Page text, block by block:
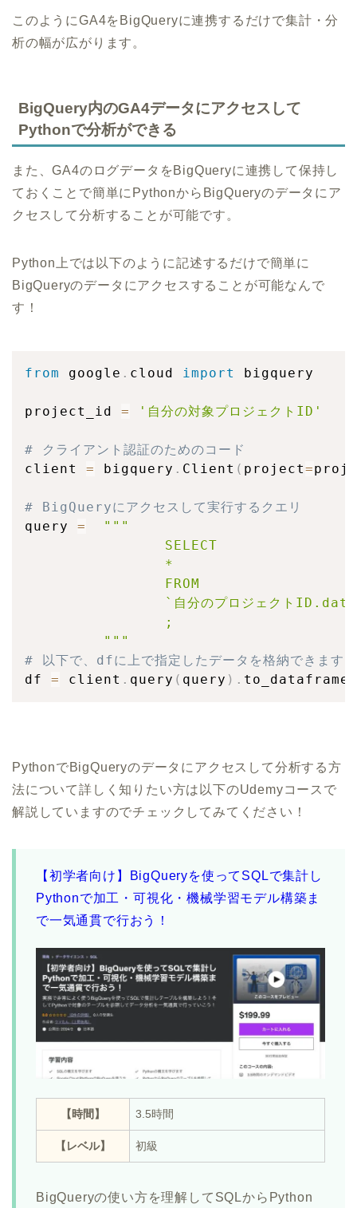
このようにGA4をBigQueryに連携するだけで集計・分
析の幅が広がります。
BigQuery内のGA4データにアクセスして
Pythonで分析ができる
また、GA4のログデータをBigQueryに連携して保持し
ておくことで簡単にPythonからBigQueryのデータにア
クセスして分析することが可能です。
Python上では以下のように記述するだけで簡単に
BigQueryのデータにアクセスすることが可能なんで
す！
from google . cloud import bigquery
project_id = '自分の対象プロジェクトID'
# クライアント認証のためのコード
client = bigquery . Client ( project=
# BigQueryにアクセスして実行するクエリ
query =
"""
                SELECT
                *
                FROM
`自分のプロジェクト
                ;
         """
# 以下で、dfに上で指定したデータを格納できます！
df = client . query ( query ) . to_dataframe
PythonでBigQueryのデータにアクセスして分析する方
法について詳しく知りたい方は以下のUdemyコースで
解説していますのでチェックしてみてください！
【初学者向け】BigQueryを使ってSQLで集計し
Pythonで加工・可視化・機械学習モデル構築ま
で一気通貫で行おう！
【時間】 3.5時間
【レベル】 初級
BigQueryの使い方を理解してSQLからPython